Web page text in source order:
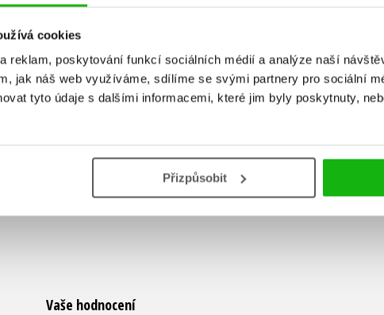
cookies
reklam, poskytování funkcí sociálních médií a analýze naší
jak náš web využíváme, sdílíme se svými partnery pro sociální
tyto údaje s dalšími informacemi, které jim byly poskytnuty,
Přizpůsobit
229 Kč
183 Kč 229 Kč
183 Kč 183 Kč
Vaše hodnocení